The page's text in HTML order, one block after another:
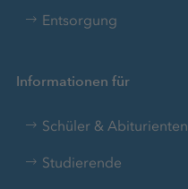
Entsorgung
Informationen für
Schüler & Abiturienten
Studierende